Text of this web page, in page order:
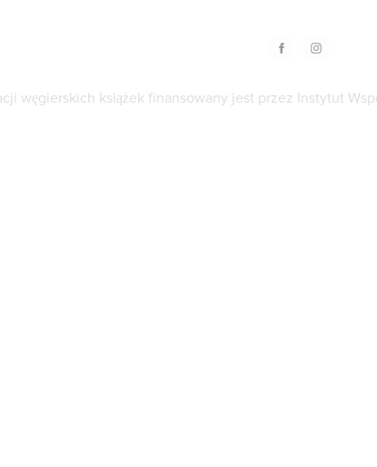
węgierskich książek finansowany jest przez Instytut